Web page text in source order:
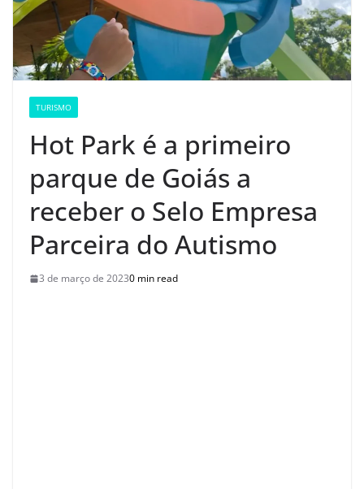
TURISMO
Hot Park é a primeiro
parque de Goiás a
receber o Selo Empresa
Parceira do Autismo
3 de março de 20230 min read